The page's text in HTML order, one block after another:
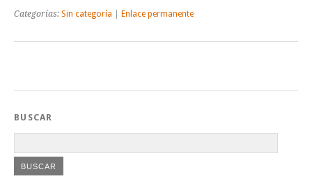
Categorías: Sin categoría Enlace permanente
BUSCAR